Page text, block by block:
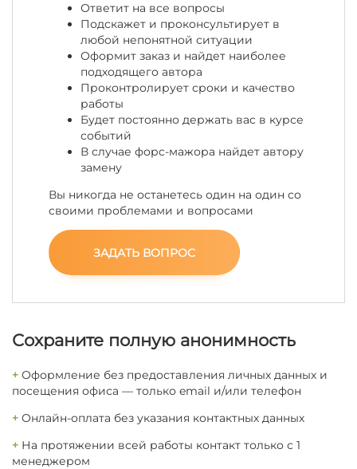
Ответит на все вопросы
Подскажет и проконсультирует в
любой непонятной ситуации
Оформит заказ и найдет наиболее
подходящего автора
Проконтролирует сроки и качество
работы
Будет постоянно держать вас в курсе
событий
В случае форс-мажора найдет автору
замену
Вы никогда не останетесь один на один со
своими проблемами и вопросами
ЗАДАТЬ ВОПРОС
Сохраните полную анонимность
+ Оформление без предоставления личных данных и
посещения офиса — только email и/или телефон
+ Онлайн-оплата без указания контактных данных
+ На протяжении всей работы контакт только с 1
менеджером